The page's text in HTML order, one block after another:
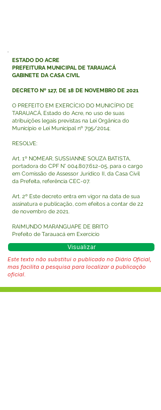
ESTADO DO ACRE
PREFEITURA MUNICIPAL DE TARAUACÁ
GABINETE DA CASA CIVIL
DECRETO Nº 127, DE 18 DE NOVEMBRO DE 2021
O PREFEITO EM EXERCÍCIO DO MUNICÍPIO DE
TARAUACÁ, Estado do Acre, no uso de suas
atribuições legais previstas na Lei Orgânica do
Município e Lei Municipal nº 795/2014;
RESOLVE:
Art. 1º NOMEAR, SUSSIANNE SOUZA BATISTA,
portadora do CPF N° 004.807.612-05, para o cargo
em Comissão de Assessor Jurídico II, da Casa Civil
da Prefeita, referência CEC-07.
Art. 2º Este decreto entra em vigor na data de sua
assinatura e publicação, com efeitos a contar de 22
de novembro de 2021.
RAIMUNDO MARANGUAPE DE BRITO
Prefeito de Tarauacá em Exercício
Visualizar
Este texto não substitui o publicado no Diário Oficial,
mas facilita a pesquisa para localizar a publicação
oficial.